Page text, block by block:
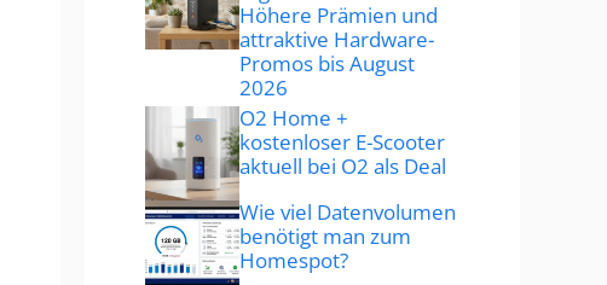
Höhere Prämien und
attraktive Hardware-
Promos bis August
2026
O2 Home +
kostenloser E-Scooter
aktuell bei O2 als Deal
Wie viel Datenvolumen
benötigt man zum
Homespot?